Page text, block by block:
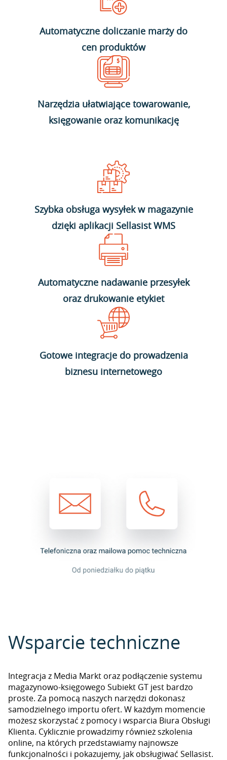
Automatyczne doliczanie marży do
cen produktów
Narzędzia ułatwiające towarowanie,
księgowanie oraz komunikację
Szybka obsługa wysyłek w magazynie
dzięki aplikacji Sellasist WMS
Automatyczne nadawanie przesyłek
oraz drukowanie etykiet
Gotowe integracje do prowadzenia
biznesu internetowego
Wsparcie techniczne
Integracja z Media Markt oraz podłączenie systemu
magazynowo-księgowego Subiekt GT jest bardzo
proste. Za pomocą naszych narzędzi dokonasz
samodzielnego importu ofert. W każdym momencie
możesz skorzystać z pomocy i wsparcia Biura Obsługi
Klienta. Cyklicznie prowadzimy również szkolenia
online, na których przedstawiamy najnowsze
funkcjonalności i pokazujemy, jak obsługiwać Sellasist.